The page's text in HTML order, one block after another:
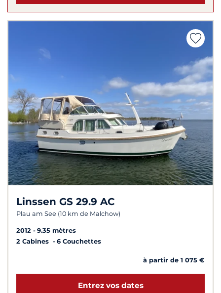
Linssen GS 29.9 AC
Plau am See (10 km de Malchow)
2012
9.35 mètres
2 Cabines
6 Couchettes
à partir de 1 075 €
Entrez vos dates